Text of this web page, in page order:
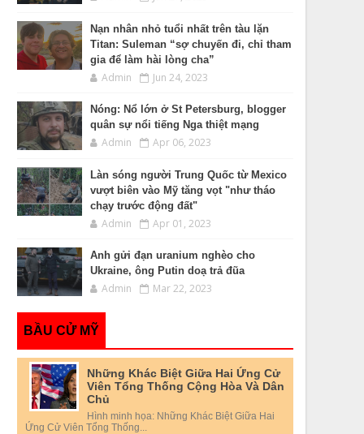
Nạn nhân nhỏ tuổi nhất trên tàu lặn
Titan: Suleman “sợ chuyến đi, chỉ tham
gia để làm hài lòng cha”
Admin Jun 24, 2023
Nóng: Nổ lớn ở St Petersburg, blogger
quân sự nổi tiếng Nga thiệt mạng
Admin Apr 06, 2023
Làn sóng người Trung Quốc từ Mexico
vượt biên vào Mỹ tăng vọt "như tháo
chạy trước động đất"
Admin Apr 01, 2023
Anh gửi đạn uranium nghèo cho
Ukraine, ông Putin doạ trả đũa
Admin Mar 22, 2023
BẦU CỬ MỸ
Những Khác Biệt Giữa Hai Ứng Cử
Viên Tổng Thống Cộng Hòa Và Dân
Chủ
Hình minh họa: Những Khác Biệt Giữa Hai
Ứng Cử Viên Tổng Thống...